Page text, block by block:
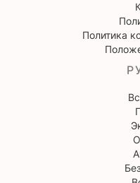
Политика